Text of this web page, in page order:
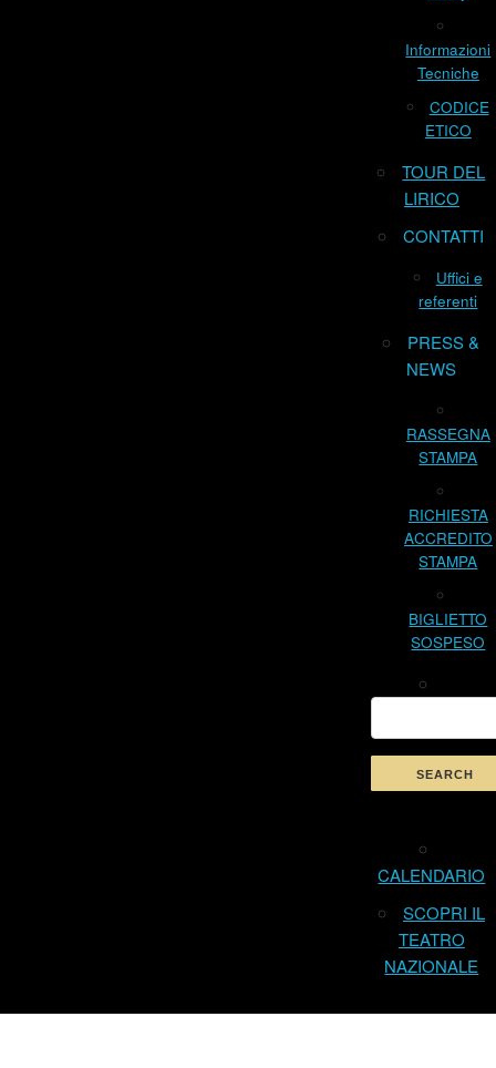
Informazioni
Tecniche
CODICE
ETICO
TOUR DEL
LIRICO
CONTATTI
Uffici e
referenti
PRESS &
NEWS
RASSEGNA
STAMPA
RICHIESTA
ACCREDITO
STAMPA
BIGLIETTO
SOSPESO
CALENDARIO
SCOPRI IL
TEATRO
NAZIONALE